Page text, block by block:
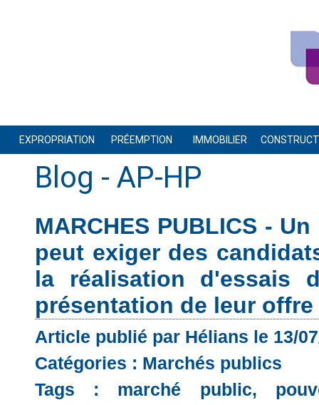
EXPROPRIATION PRÉEMPTION IMMOBILIER
Blog - AP-HP
MARCHES PUBLICS -
peut exiger des
la réalisation d'essais
présentation de leur offre
Article publié par Hélians le 13/
Catégories : Marchés publics
Tags : marché public,